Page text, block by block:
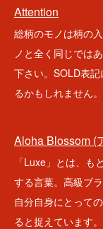
Attention
総柄のモノは柄の
ノと全く同じでは
下さい。SOLD表
るかもしれません
Aloha Blossom (
「Luxe」とは、
する言葉。高級ブ
自分自身にとって
ると捉えています